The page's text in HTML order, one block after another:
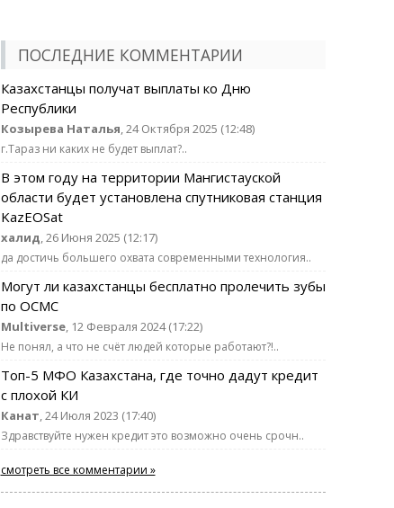
ПОСЛЕДНИЕ КОММЕНТАРИИ
Казахстанцы получат выплаты ко Дню
Республики
Козырева Наталья, 24 Октября 2025 (12:48)
г.Тараз ни каких не будет выплат?..
В этом году на территории Мангистауской
области будет установлена спутниковая станция
KazEOSat
халид, 26 Июня 2025 (12:17)
да достичь большего охвата современными технология..
Могут ли казахстанцы бесплатно пролечить зубы
по ОСМС
Multiverse, 12 Февраля 2024 (17:22)
Не понял, а что не счёт людей которые работают?!..
Топ-5 МФО Казахстана, где точно дадут кредит
с плохой КИ
Канат, 24 Июля 2023 (17:40)
Здравствуйте нужен кредит это возможно очень срочн..
смотреть все комментарии »